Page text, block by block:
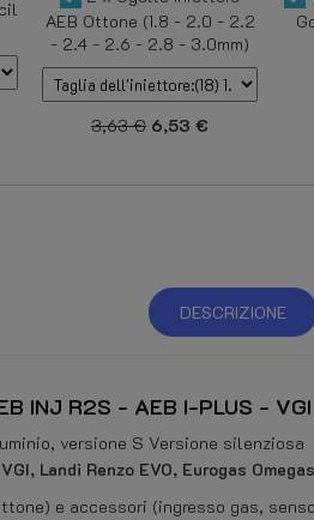
AEB Ottone (1.8 - 2.0 - 2.2
- 2.4 - 2.6 - 2.8 - 3.0mm)
3,63 € 6,53 €
DESCRIZIONE
INJ R2S - AEB I-PLUS -
versione S Versione silenziosa
Landi Renzo EVO, Eurogas
e accessori (ingresso gas,